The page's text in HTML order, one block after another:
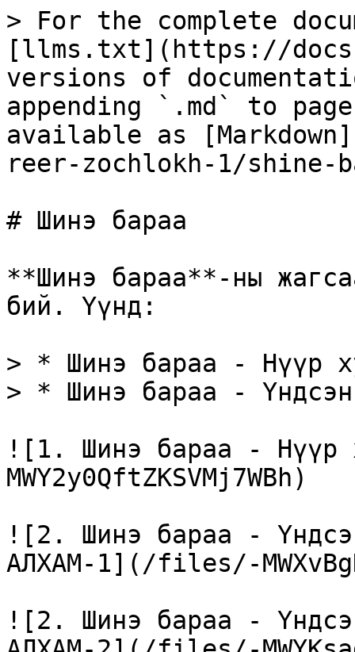
> For the complete
[llms.txt](https://
versions of
appending `.md` to
available as
reer-zochlokh-1/shine-
# Шинэ бараа
**Шинэ бараа**-ны
бий. Үүнд:
> * Шинэ бараа - Нүүр
> * Шинэ бараа - Үндсэн
![1. Шинэ бараа -
MWY2y0QftZKSVMj7WBh)
![2. Шинэ бараа -
АЛХАМ-1](/files/-
![2. Шинэ бараа -